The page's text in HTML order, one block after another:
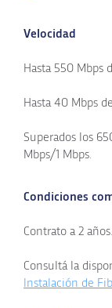
Velocidad
Hasta 550 Mbps
Hasta 40 Mbps
Superados los
Mbps/1 Mbps
Condiciones
Contrato a 2 años.
Consultá la
Instalación de